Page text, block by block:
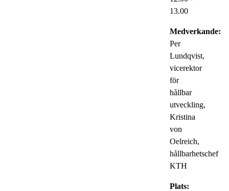
13.00
Medverkande:
Per
Lundqvist,
vicerektor
för
hållbar
utveckling,
Kristina
von
Oelreich,
hållbarhetschef
KTH
Plats: